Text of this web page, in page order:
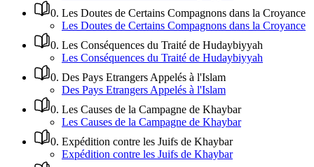
0. Les Doutes de Certains Compagnons dans la Croyance
Les Doutes de Certains Compagnons dans la Croyance
0. Les Conséquences du Traité de Hudaybiyyah
Les Conséquences du Traité de Hudaybiyyah
0. Des Pays Etrangers Appelés à l'Islam
Des Pays Etrangers Appelés à l'Islam
0. Les Causes de la Campagne de Khaybar
Les Causes de la Campagne de Khaybar
0. Expédition contre les Juifs de Khaybar
Expédition contre les Juifs de Khaybar